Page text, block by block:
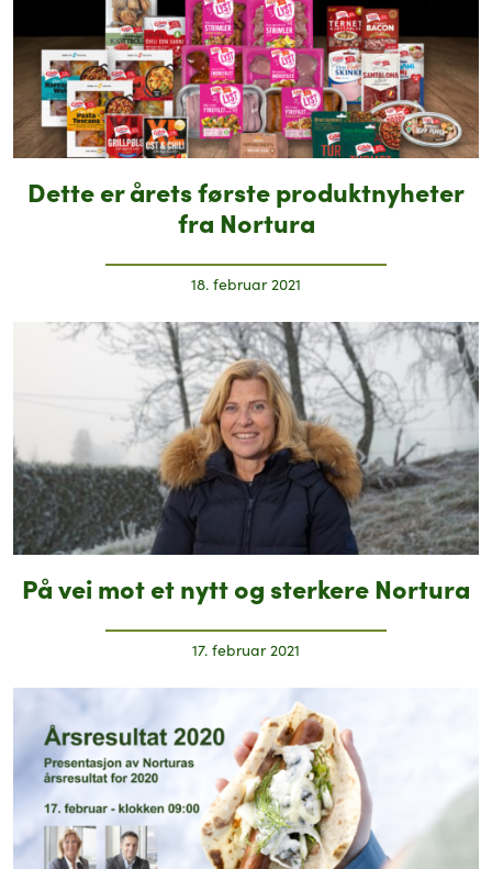
Dette er årets første produktnyheter
fra Nortura
18. februar 2021
På vei mot et nytt og sterkere Nortura
17. februar 2021